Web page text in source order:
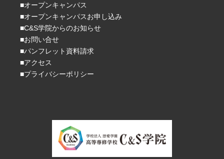
■オープンキャンパス
■オープンキャンパスお申し込み
■C&S学院からのお知らせ
■お問い合せ
■パンフレット資料請求
■アクセス
■プライバシーポリシー